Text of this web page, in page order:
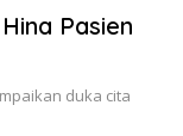
Pasien
duka cita